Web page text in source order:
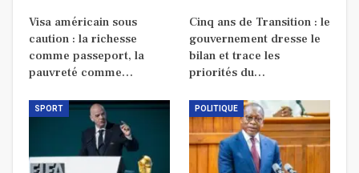
Visa américain sous
caution : la richesse
comme passeport, la
pauvreté comme…
Cinq ans de Transition : le
gouvernement dresse le
bilan et trace les
priorités du…
SPORT POLITIQUE